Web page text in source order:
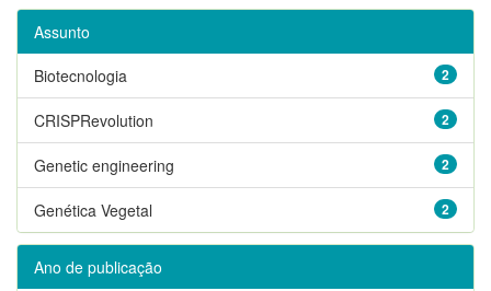
Assunto
2
Biotecnologia
2
CRISPRevolution
2
Genetic engineering
2
Genética Vegetal
Ano de publicação